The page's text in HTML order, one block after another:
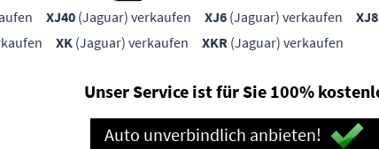
XJ40 (Jaguar) verkaufen XJ6 (Jaguar) verkaufen XJ8
XK (Jaguar) verkaufen XKR (Jaguar) verkaufen
Unser Service ist für Sie 100%
Auto unverbindlich anbieten!